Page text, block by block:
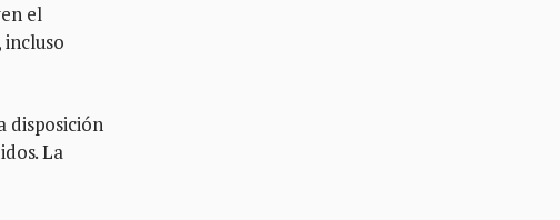
el
incluso
disposición
La